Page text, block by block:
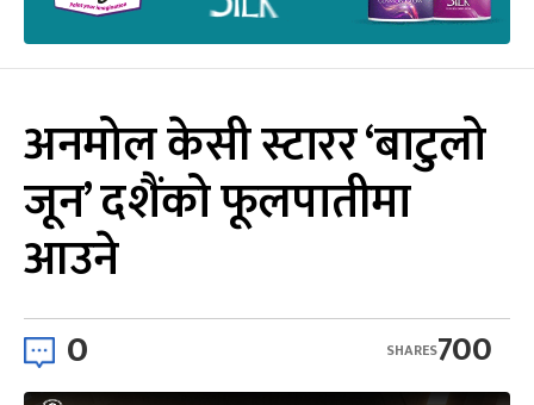
अनमोल केसी स्टारर ‘बाटुलो
जून’ दशैंको फूलपातीमा
आउने
0 700
SHARES